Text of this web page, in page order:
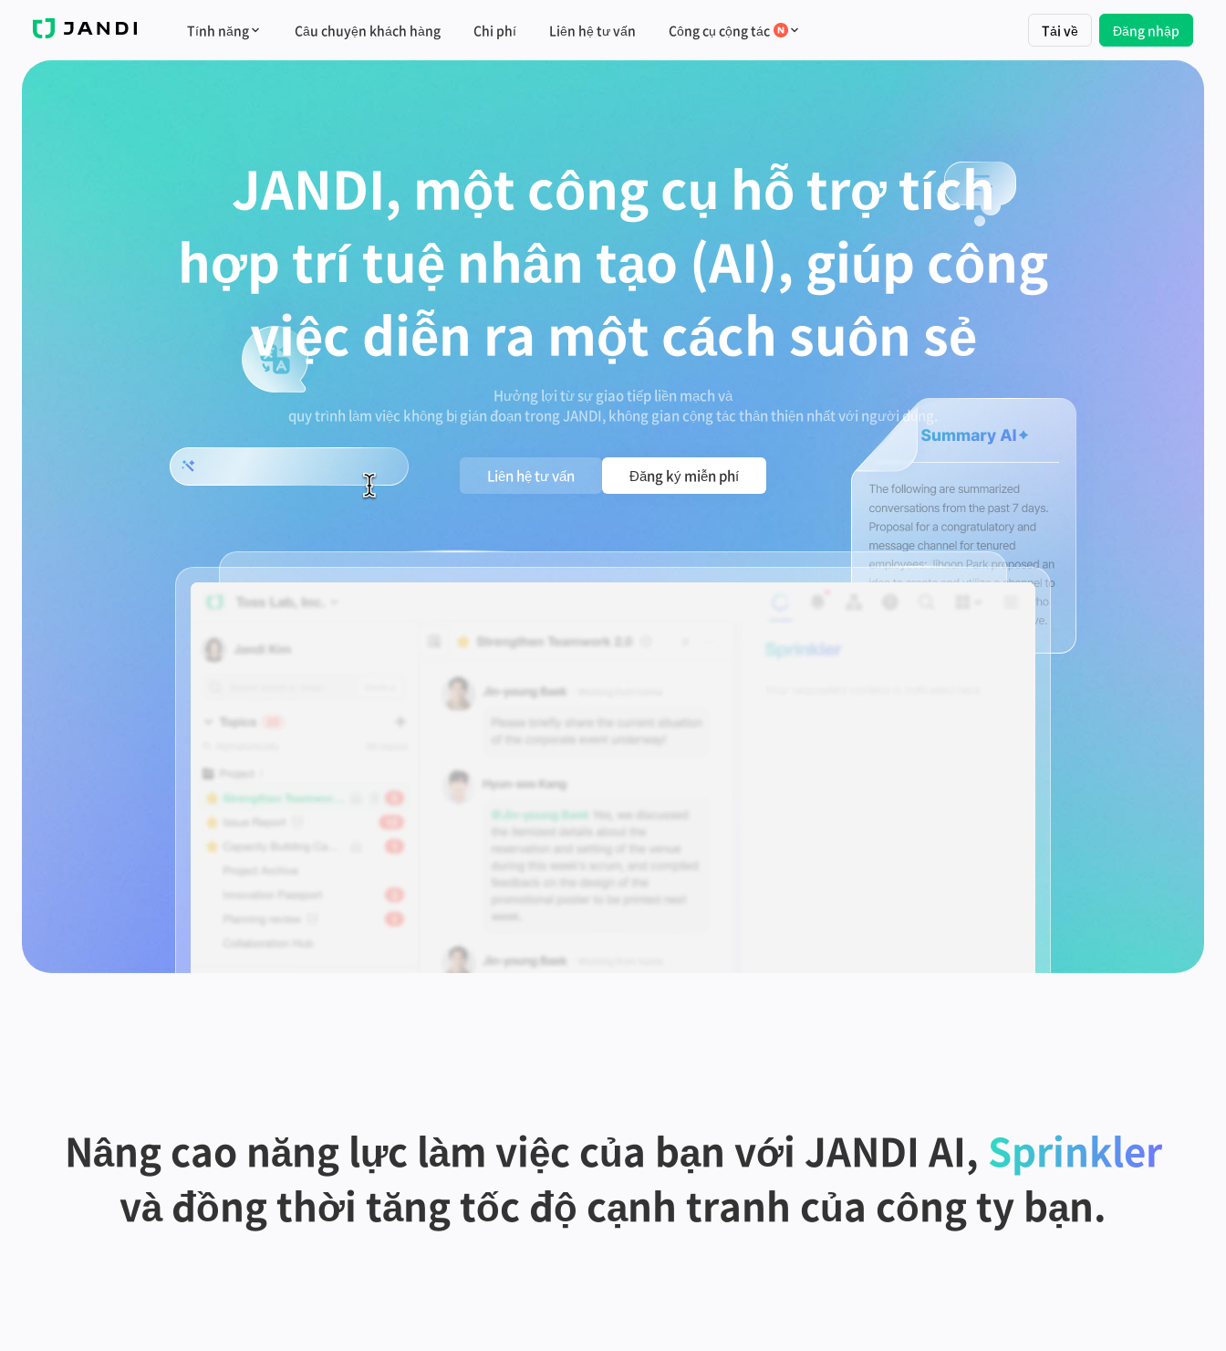
JANDI Tính năng Câu chuyện khách hàng Chi phí Liên hệ tư vấn Công cụ cộng tác Tải về Đăng nhập
JANDI, một công cụ hỗ trợ tích
hợp trí tuệ nhân tạo (AI), giúp công
việc diễn ra một cách suôn sẻ
Hưởng lợi từ sự giao tiếp liền mạch và
quy trình làm việc không bị gián đoạn trong JANDI, không gian cộng tác thân thiện nhất với người dùng.
Liên hệ tư vấn Đăng ký miễn phí
Nâng cao năng lực làm việc của bạn với JANDI AI, Sprinkler
và đồng thời tăng tốc độ cạnh tranh của công ty bạn.